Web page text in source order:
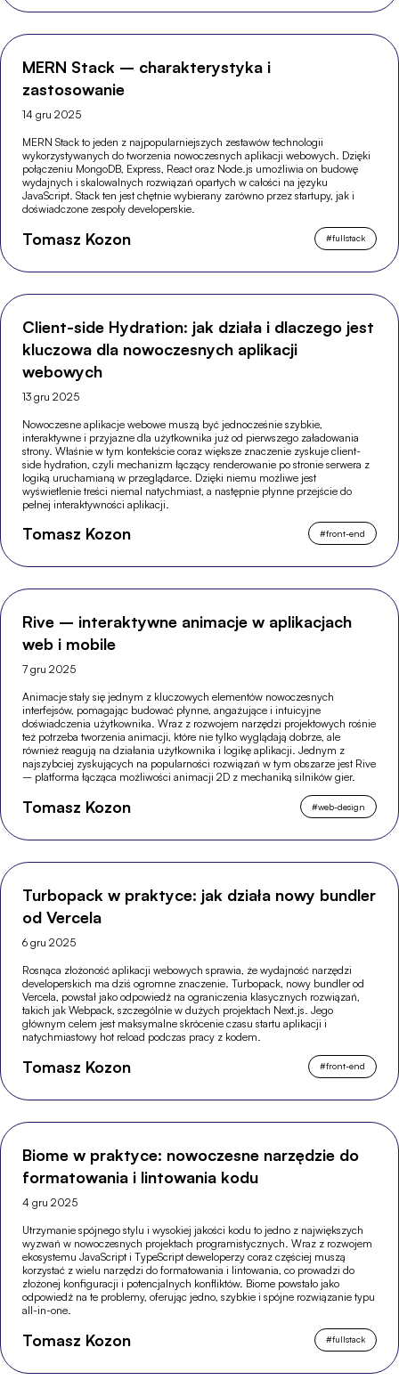
MERN Stack – charakterystyka i
zastosowanie
14 gru 2025
MERN Stack to jeden z najpopularniejszych zestawów technologii
wykorzystywanych do tworzenia nowoczesnych aplikacji webowych. Dzięki
połączeniu MongoDB, Express, React oraz Node.js umożliwia on budowę
wydajnych i skalowalnych rozwiązań opartych w całości na języku
JavaScript. Stack ten jest chętnie wybierany zarówno przez startupy, jak i
doświadczone zespoły developerskie.
Tomasz Kozon #fullstack
Client-side Hydration: jak działa i dlaczego jest
kluczowa dla nowoczesnych aplikacji
webowych
13 gru 2025
Nowoczesne aplikacje webowe muszą być jednocześnie szybkie,
interaktywne i przyjazne dla użytkownika już od pierwszego załadowania
strony. Właśnie w tym kontekście coraz większe znaczenie zyskuje client-
side hydration, czyli mechanizm łączący renderowanie po stronie serwera z
logiką uruchamianą w przeglądarce. Dzięki niemu możliwe jest
wyświetlenie treści niemal natychmiast, a następnie płynne przejście do
pełnej interaktywności aplikacji.
Tomasz Kozon #front-end
Rive – interaktywne animacje w aplikacjach
web i mobile
7 gru 2025
Animacje stały się jednym z kluczowych elementów nowoczesnych
interfejsów, pomagając budować płynne, angażujące i intuicyjne
doświadczenia użytkownika. Wraz z rozwojem narzędzi projektowych rośnie
też potrzeba tworzenia animacji, które nie tylko wyglądają dobrze, ale
również reagują na działania użytkownika i logikę aplikacji. Jednym z
najszybciej zyskujących na popularności rozwiązań w tym obszarze jest Rive
– platforma łącząca możliwości animacji 2D z mechaniką silników gier.
Tomasz Kozon #web-design
Turbopack w praktyce: jak działa nowy bundler
od Vercela
6 gru 2025
Rosnąca złożoność aplikacji webowych sprawia, że wydajność narzędzi
developerskich ma dziś ogromne znaczenie. Turbopack, nowy bundler od
Vercela, powstał jako odpowiedź na ograniczenia klasycznych rozwiązań,
takich jak Webpack, szczególnie w dużych projektach Next.js. Jego
głównym celem jest maksymalne skrócenie czasu startu aplikacji i
natychmiastowy hot reload podczas pracy z kodem.
Tomasz Kozon #front-end
Biome w praktyce: nowoczesne narzędzie do
formatowania i lintowania kodu
4 gru 2025
Utrzymanie spójnego stylu i wysokiej jakości kodu to jedno z największych
wyzwań w nowoczesnych projektach programistycznych. Wraz z rozwojem
ekosystemu JavaScript i TypeScript deweloperzy coraz częściej muszą
korzystać z wielu narzędzi do formatowania i lintowania, co prowadzi do
złożonej konfiguracji i potencjalnych konfliktów. Biome powstało jako
odpowiedź na te problemy, oferując jedno, szybkie i spójne rozwiązanie typu
all-in-one.
Tomasz Kozon #fullstack